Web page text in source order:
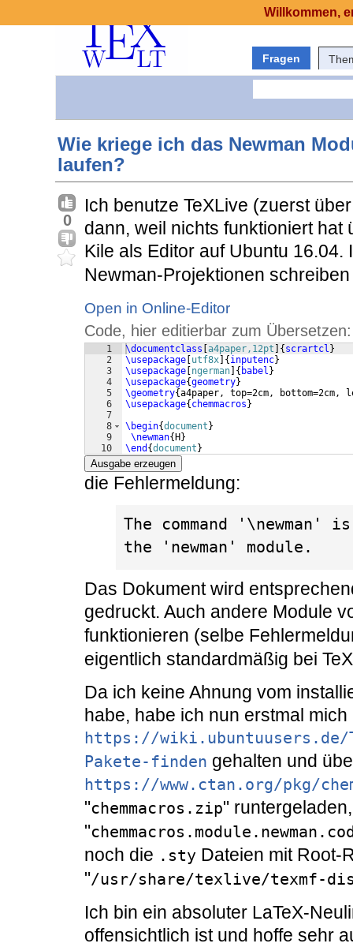
Fragen
Wie kriege ich das Newman
laufen?
0
Ich benutze TeXLive (zuerst
dann, weil nichts funktioniert hat
Kile als Editor auf Ubuntu
Newman-Projektionen
Open in Online-Editor
Code, hier editierbar zum Übersetzen:
1
2
3
4
5
6
7
8
9
10
\documentclass a4paper,12pt { scrartcl }
\usepackage utf8x { inputenc}
\usepackage ngerman { babel }
\usepackage{geometry}
\geometry{a4paper, top=2cm, bottom=2cm,
\usepackage{ chemmacros }
\begin{document }
\newman{ H }
\end {document }
Ausgabe erzeugen
die Fehlermeldung:
The command '\newman'
the 'newman' module.
Das Dokument wird
gedruckt. Auch andere Module
funktionieren (selbe
eigentlich standardmäßig bei
Da ich keine Ahnung vom
habe, habe ich nun erstmal mich
https://wiki.ubuntuusers.de/
Pakete-finden gehalten und
https://www.ctan.org/pkg/
"chemmacros.zip"
"
noch die .sty Dateien mit Root-
"/usr/share/texlive/texmf-
Ich bin ein absoluter LaTeX-
offensichtlich ist und hoffe sehr
Willkommen,